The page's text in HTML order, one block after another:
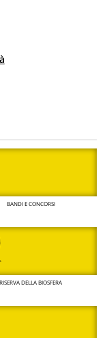
BANDI E CONCORSI
RISERVA DELLA BIOSFERA